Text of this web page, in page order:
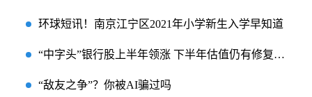
环球短讯！南京江宁区2021年小学新生入学早知道
“中字头”银行股上半年领涨 下半年估值仍有修复空间
“敌友之争”？你被AI骗过吗